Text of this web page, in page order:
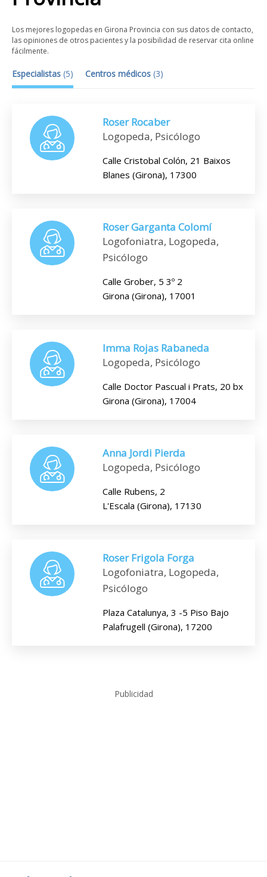
Los mejores logopedas en Girona Provincia con sus datos de contacto,
las opiniones de otros pacientes y la posibilidad de reservar cita online
fácilmente.
Especialistas (5) Centros médicos (3)
Roser Rocaber
Logopeda, Psicólogo
Calle Cristobal Colón, 21 Baixos
Blanes (Girona), 17300
Roser Garganta Colomí
Logofoniatra, Logopeda,
Psicólogo
Calle Grober, 5 3º 2
Girona (Girona), 17001
Imma Rojas Rabaneda
Logopeda, Psicólogo
Calle Doctor Pascual i Prats, 20 bx
Girona (Girona), 17004
Anna Jordi Pierda
Logopeda, Psicólogo
Calle Rubens, 2
L'Escala (Girona), 17130
Roser Frigola Forga
Logofoniatra, Logopeda,
Psicólogo
Plaza Catalunya, 3 -5 Piso Bajo
Palafrugell (Girona), 17200
Publicidad